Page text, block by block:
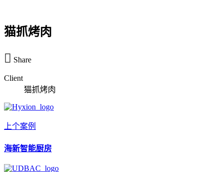
猫抓烤肉
Share
Client
猫抓烤肉
上个案例
海新智能厨房